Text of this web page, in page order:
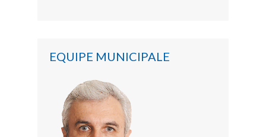
EQUIPE MUNICIPALE